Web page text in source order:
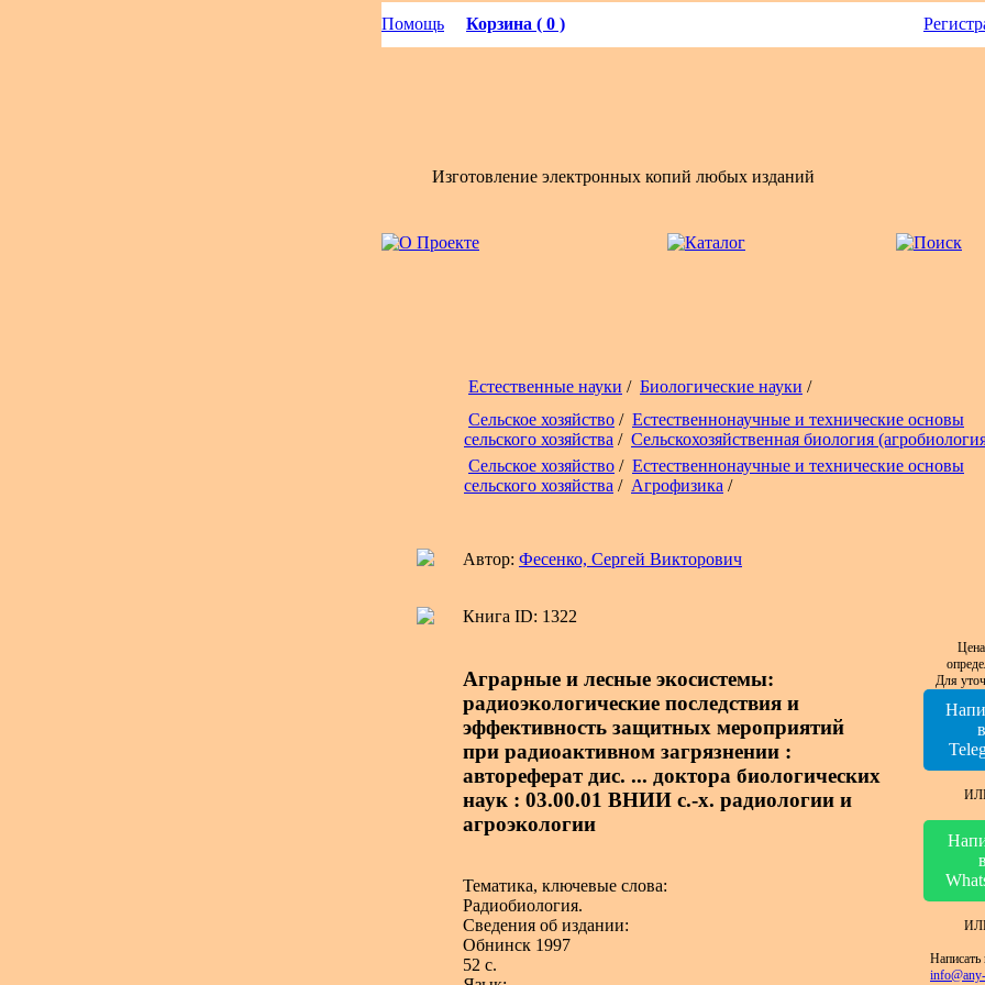
Помощь Корзина ( 0 )
Изготовление электронных копий любых изданий
Естественные науки / Биологические науки /
Сельское хозяйство / Естественнонаучные и технические основы
сельского хозяйства / Сельскохозяйственная биология
Сельское хозяйство / Естественнонаучные и технические основы
сельского хозяйства / Агрофизика /
Автор: Фесенко, Сергей Викторович
Книга ID: 1322
Аграрные и лесные экосистемы:
радиоэкологические последствия и
эффективность защитных мероприятий
при радиоактивном загрязнении :
автореферат дис. ... доктора биологических
наук : 03.00.01 ВНИИ с.-х. радиологии и
агроэкологии
Тематика, ключевые слова:
Радиобиология.
Сведения об издании:
Обнинск 1997
52 с.
Для
в
в
Написать